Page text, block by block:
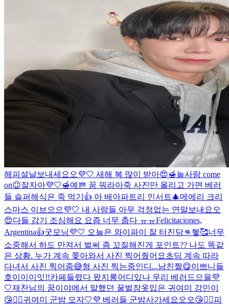
해피설날보내세요오💜🤍 새해 복 많이 받아😍🍯놀사람 come
on😉잘자아💜🤍🍯예쁜 꿈 꿔라아죽 사진만 올리고 가면 베러
들 슬퍼해 식은 죽 먹기👍 아 배아파트리 인서트🎄메에리 크리
스마스 이브으으💜🤍 내 사랑들 아무 걱정없는 연말보내요오
😍다들 감기 조심해요 요즘 너무 춥다 ㅠㅠFelicitaciones,
Argentina👍굿모닝💜🤍 오늘은 와이파이 잘 터진당👊헿🥰너무
소중해서 하도 만져서 벌써 좀 꼬질해진게 포인트?? 나도 똑같
은 상황. 누가 계속 쫒아와서 사진 찍어줬어요초딩 계속 따라
다녀서 사진 찍어줌😅형 사진 찍는중인디...남친짤😋이쁘니들
호이이이잇!!카페들렸다 왔지롱어디있나 우리 베러드으을💜
🤍재찬님의 꿈이야에서 말했던 꿀벌잠옷입은 귀여미 강민이
😘👍🏻귀여미 군밤 모자🤍💜 베러들 군밤사가세요오오😘👍🏻피